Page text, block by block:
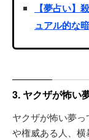
【夢占い】
ュアル的な
3. ヤクザが怖い
ヤクザが怖い夢
や権威ある人、